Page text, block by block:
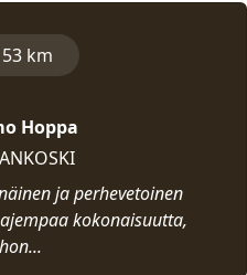
53 km
Hoppa
ja perhevetoinen
kokonaisuutta,